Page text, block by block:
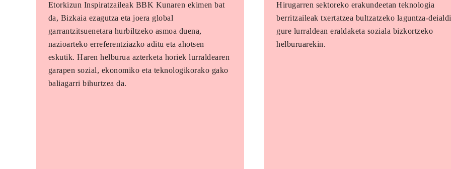
Etorkizun Inspiratzaileak BBK Kunaren ekimen bat
da, Bizkaia ezagutza eta joera global
garrantzitsuenetara hurbiltzeko asmoa duena,
nazioarteko erreferentziazko aditu eta ahotsen
eskutik. Haren helburua azterketa horiek lurraldearen
garapen sozial, ekonomiko eta teknologikorako gako
baliagarri bihurtzea da.
Hirugarren sektoreko erakundeetan teknologia
berritzaileak txertatzea bultzatzeko laguntza-
gure lurraldean eraldaketa soziala bizkortzeko
helburuarekin.